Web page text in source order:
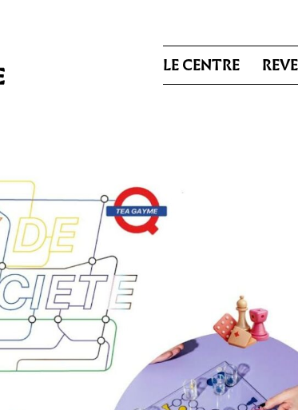
LE CENTRE